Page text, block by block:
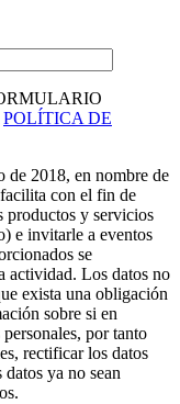
POLÍTICA DE
2018, en nombre de
con el fin de
productos y servicios
e invitarle a eventos
se
actividad. Los datos no
exista una obligación
sobre si en
por tanto
rectificar los datos
ya no sean